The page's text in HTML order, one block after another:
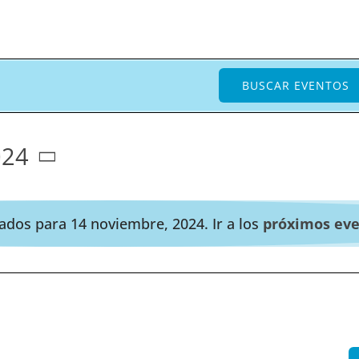
Aviso
para 14 noviembre, 2024. Ir a los próximos
BUSCAR EVENTOS